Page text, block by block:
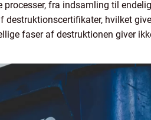
fra indsamling til
hvilket
faser af destruktionen giver